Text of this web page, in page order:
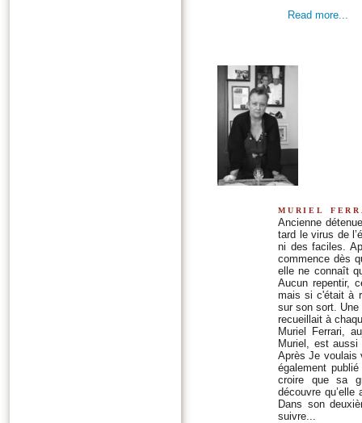
Read more...
muriel
Ancienne
tard le virus de
ni des faciles.
commence dès
elle ne connaît
Aucun repentir,
mais si c'était à
sur son sort.
recueillait à
Muriel Ferrari,
Muriel, est aussi
Après Je voulais
également
croire que sa
découvre
Dans son
suivre...